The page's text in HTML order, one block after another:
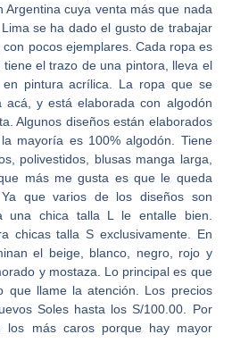
Argentina cuya venta más que nada
se ha dado el gusto de trabajar
pocos ejemplares. Cada ropa es
el trazo de una pintora, lleva el
pintura acrílica. La ropa que se
y está elaborada con algodón
Algunos diseños están elaborados
mayoría es 100% algodón. Tiene
polivestidos, blusas manga larga,
más me gusta es que le queda
que varios de los diseños son
una chica talla L le entalle bien.
chicas talla S exclusivamente. En
el beige, blanco, negro, rojo y
y mostaza. Lo principal es que
que llame la atención. Los precios
Soles hasta los S/100.00. Por
los más caros porque hay mayor